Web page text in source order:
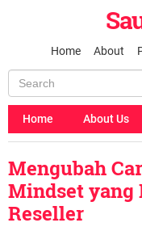
Home About
Home About Us
Mengubah
Mindset yang
Reseller